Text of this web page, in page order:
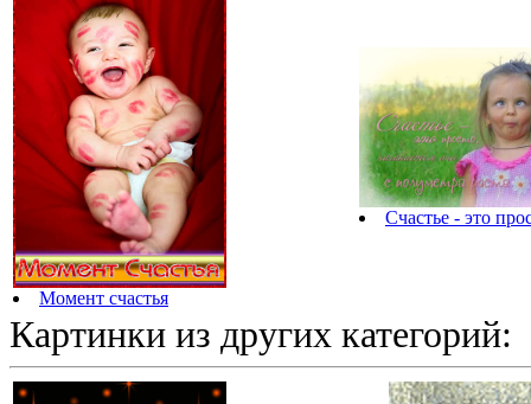
Момент счастья
Счастье - это
Картинки из других категорий: